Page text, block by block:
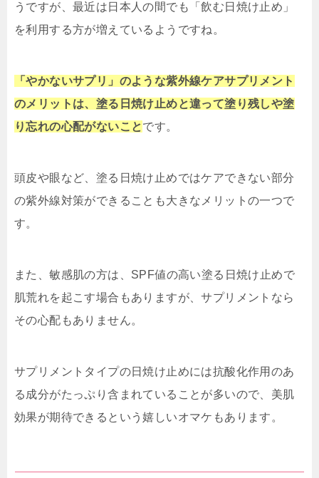
うですが、最近は日本人の間でも「飲む日焼け止め」
を利用する方が増えているようですね。
「やかないサプリ」のような紫外線ケアサプリメント
のメリットは、塗る日焼け止めと違って塗り残しや塗
り忘れの心配がないことです。
頭皮や眼など、塗る日焼け止めではケアできない部分
の紫外線対策ができることも大きなメリットの一つで
す。
また、敏感肌の方は、SPF値の高い塗る日焼け止めで
肌荒れを起こす場合もありますが、サプリメントなら
その心配もありません。
サプリメントタイプの日焼け止めには抗酸化作用のあ
る成分がたっぷり含まれていることが多いので、美肌
効果が期待できるという嬉しいオマケもあります。